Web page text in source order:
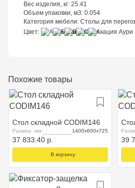
Вес изделия, кг: 25.41
Объем упаковки, м3: 0.054
Категория мебели: Столы для
Цвет
Похожие товары
Стол складной CODIM146
Размер, мм: 1400х600х725
37 833.40 р.
В корзину
39